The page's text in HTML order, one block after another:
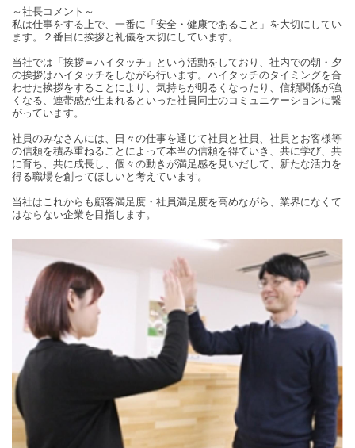
～社長コメント～
私は仕事をする上で、一番に「安全・健康であること」を大切にしてい
ます。２番目に挨拶と礼儀を大切にしています。
当社では「挨拶＝ハイタッチ」という活動をしており、社内での朝・夕
の挨拶はハイタッチをしながら行います。ハイタッチのタイミングを合
わせた挨拶をすることにより、気持ちが明るくなったり、信頼関係が強
くなる、連帯感が生まれるといった社員同士のコミュニケーションに繋
がっています。
社員のみなさんには、日々の仕事を通じて社員と社員、社員とお客様等
の信頼を積み重ねることによって本当の信頼を得ていき、共に学び、共
に育ち、共に成長し、個々の動きが満足感を見いだして、新たな活力を
得る職場を創ってほしいと考えています。
当社はこれからも顧客満足度・社員満足度を高めながら、業界になくて
はならない企業を目指します。